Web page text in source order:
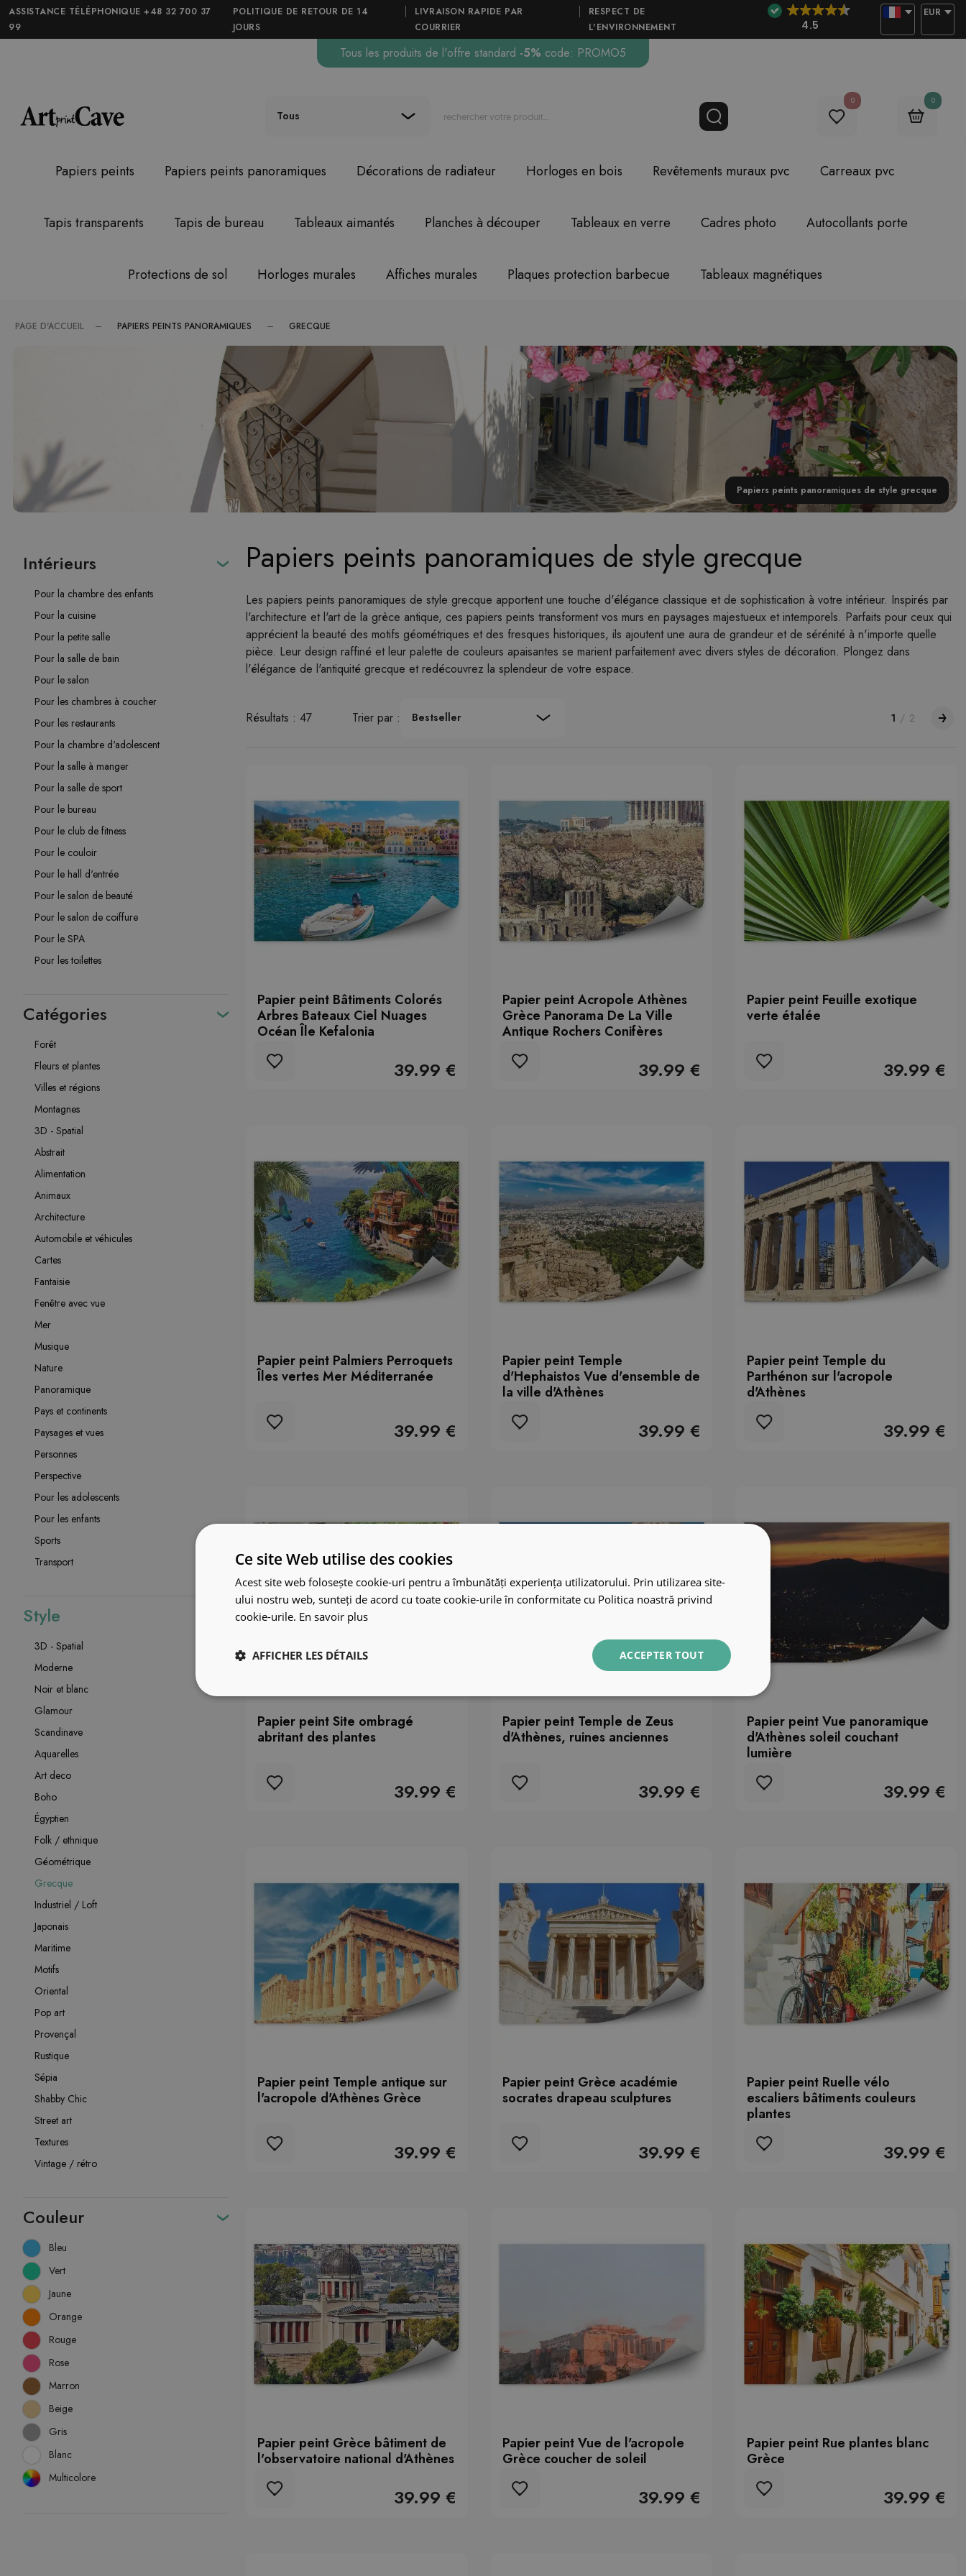
ASSISTANCE TÉLÉPHONIQUE +48 32 700 37
99
POLITIQUE DE RETOUR DE 14
JOURS
LIVRAISON RAPIDE PAR
COURRIER
RESPECT DE
L'ENVIRONNEMENT
4.5
EUR
Tous les produits de l'offre standard -5% code: PROMO5
Tous
0 0
Papiers peints Papiers peints panoramiques Décorations de radiateur Horloges en bois Revêtements muraux pvc Carreaux pvc
Tapis transparents Tapis de bureau Tableaux aimantés Planches à découper Tableaux en verre Cadres photo Autocollants porte
Protections de sol Horloges murales Affiches murales Plaques protection barbecue Tableaux magnétiques
PAGE D'ACCUEIL PAPIERS PEINTS PANORAMIQUES GRECQUE
Papiers peints panoramiques de style grecque
Intérieurs
Pour la chambre des enfants
Pour la cuisine
Pour la petite salle
Pour la salle de bain
Pour le salon
Pour les chambres à coucher
Pour les restaurants
Pour la chambre d'adolescent
Pour la salle à manger
Pour la salle de sport
Pour le bureau
Pour le club de fitness
Pour le couloir
Pour le hall d'entrée
Pour le salon de beauté
Pour le salon de coiffure
Pour le SPA
Pour les toilettes
Catégories
Forêt
Fleurs et plantes
Villes et régions
Montagnes
3D - Spatial
Abstrait
Alimentation
Animaux
Architecture
Automobile et véhicules
Cartes
Fantaisie
Fenêtre avec vue
Mer
Musique
Nature
Panoramique
Pays et continents
Paysages et vues
Personnes
Perspective
Pour les adolescents
Pour les enfants
Sports
Transport
Style
3D - Spatial
Moderne
Noir et blanc
Glamour
Scandinave
Aquarelles
Art deco
Boho
Égyptien
Folk / ethnique
Géométrique
Grecque
Industriel / Loft
Japonais
Maritime
Motifs
Oriental
Pop art
Provençal
Rustique
Sépia
Shabby Chic
Street art
Textures
Vintage / rétro
Couleur
Bleu
Vert
Jaune
Orange
Rouge
Rose
Marron
Beige
Gris
Blanc
Multicolore
Papiers peints panoramiques de style grecque
Les papiers peints panoramiques de style grecque apportent une touche d'élégance classique et de sophistication à votre intérieur. Inspirés par
l'architecture et l'art de la grèce antique, ces papiers peints transforment vos murs en paysages majestueux et intemporels. Parfaits pour ceux qui
apprécient la beauté des motifs géométriques et des fresques historiques, ils ajoutent une aura de grandeur et de sérénité à n'importe quelle
pièce. Leur design raffiné et leur palette de couleurs apaisantes se marient parfaitement avec divers styles de décoration. Plongez dans
l'élégance de l'antiquité grecque et redécouvrez la splendeur de votre espace.
Résultats : 47 Trier par : Bestseller 1 / 2
Papier peint Bâtiments Colorés
Arbres Bateaux Ciel Nuages
Océan Île Kefalonia
39.99 €
Papier peint Acropole Athènes
Grèce Panorama De La Ville
Antique Rochers Conifères
39.99 €
Papier peint Feuille exotique
verte étalée
39.99 €
Papier peint Palmiers Perroquets
Îles vertes Mer Méditerranée
39.99 €
Papier peint Temple
d'Hephaistos Vue d'ensemble de
la ville d'Athènes
39.99 €
Papier peint Temple du
Parthénon sur l'acropole
d'Athènes
39.99 €
Papier peint Site ombragé
abritant des plantes
39.99 €
Papier peint Temple de Zeus
d'Athènes, ruines anciennes
39.99 €
Papier peint Vue panoramique
d'Athènes soleil couchant
lumière
39.99 €
Papier peint Temple antique sur
l'acropole d'Athènes Grèce
39.99 €
Papier peint Grèce académie
socrates drapeau sculptures
39.99 €
Papier peint Ruelle vélo
escaliers bâtiments couleurs
plantes
39.99 €
Papier peint Grèce bâtiment de
l'observatoire national d'Athènes
39.99 €
Papier peint Vue de l'acropole
Grèce coucher de soleil
39.99 €
Papier peint Rue plantes blanc
Grèce
39.99 €
Ce site Web utilise des cookies
Acest site web folosește cookie-uri pentru a îmbunătăți experiența utilizatorului. Prin utilizarea site-
ului nostru web, sunteți de acord cu toate cookie-urile în conformitate cu Politica noastră privind
cookie-urile. En savoir plus
ACCEPTER TOUT
AFFICHER LES DÉTAILS